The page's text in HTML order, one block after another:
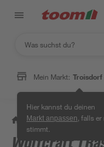
Mein Markt: Troisdorf
Hier kannst du deinen
Markt anpassen , falls
stimmt.
/ Werkstatt &
Wolfcraft 1